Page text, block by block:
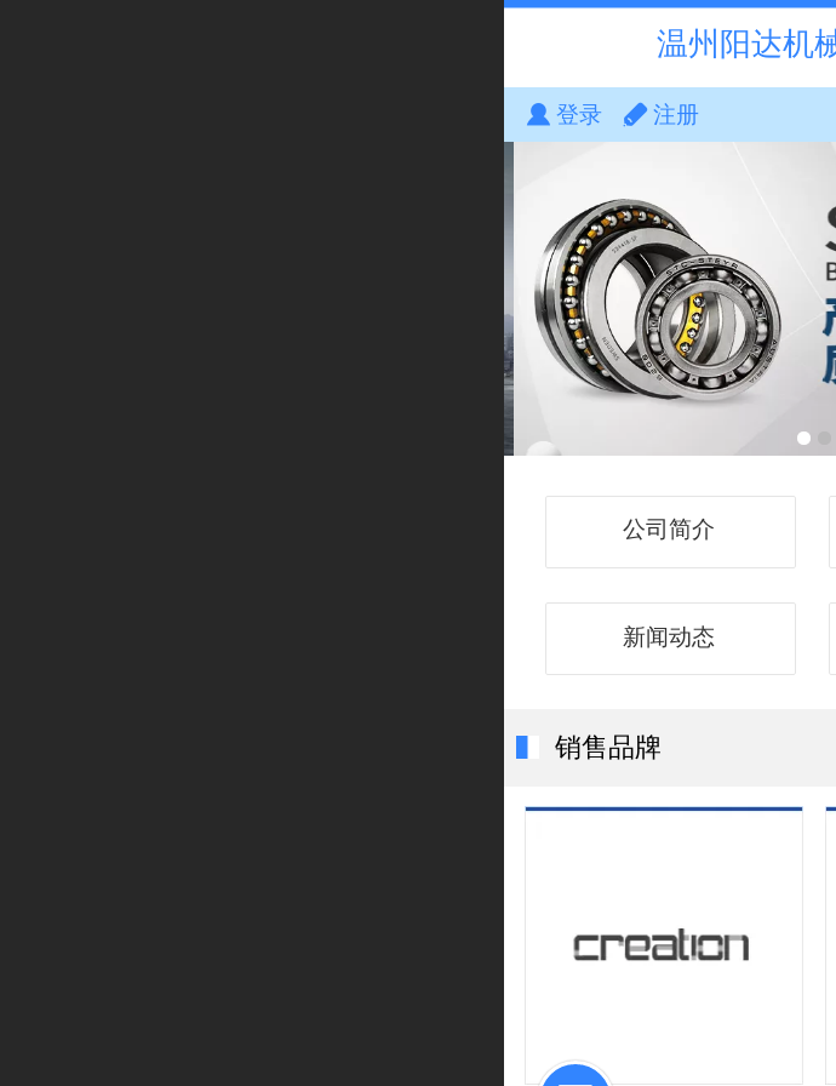
温州阳达机
登录 注册
公司简介
新闻动态
销售品牌